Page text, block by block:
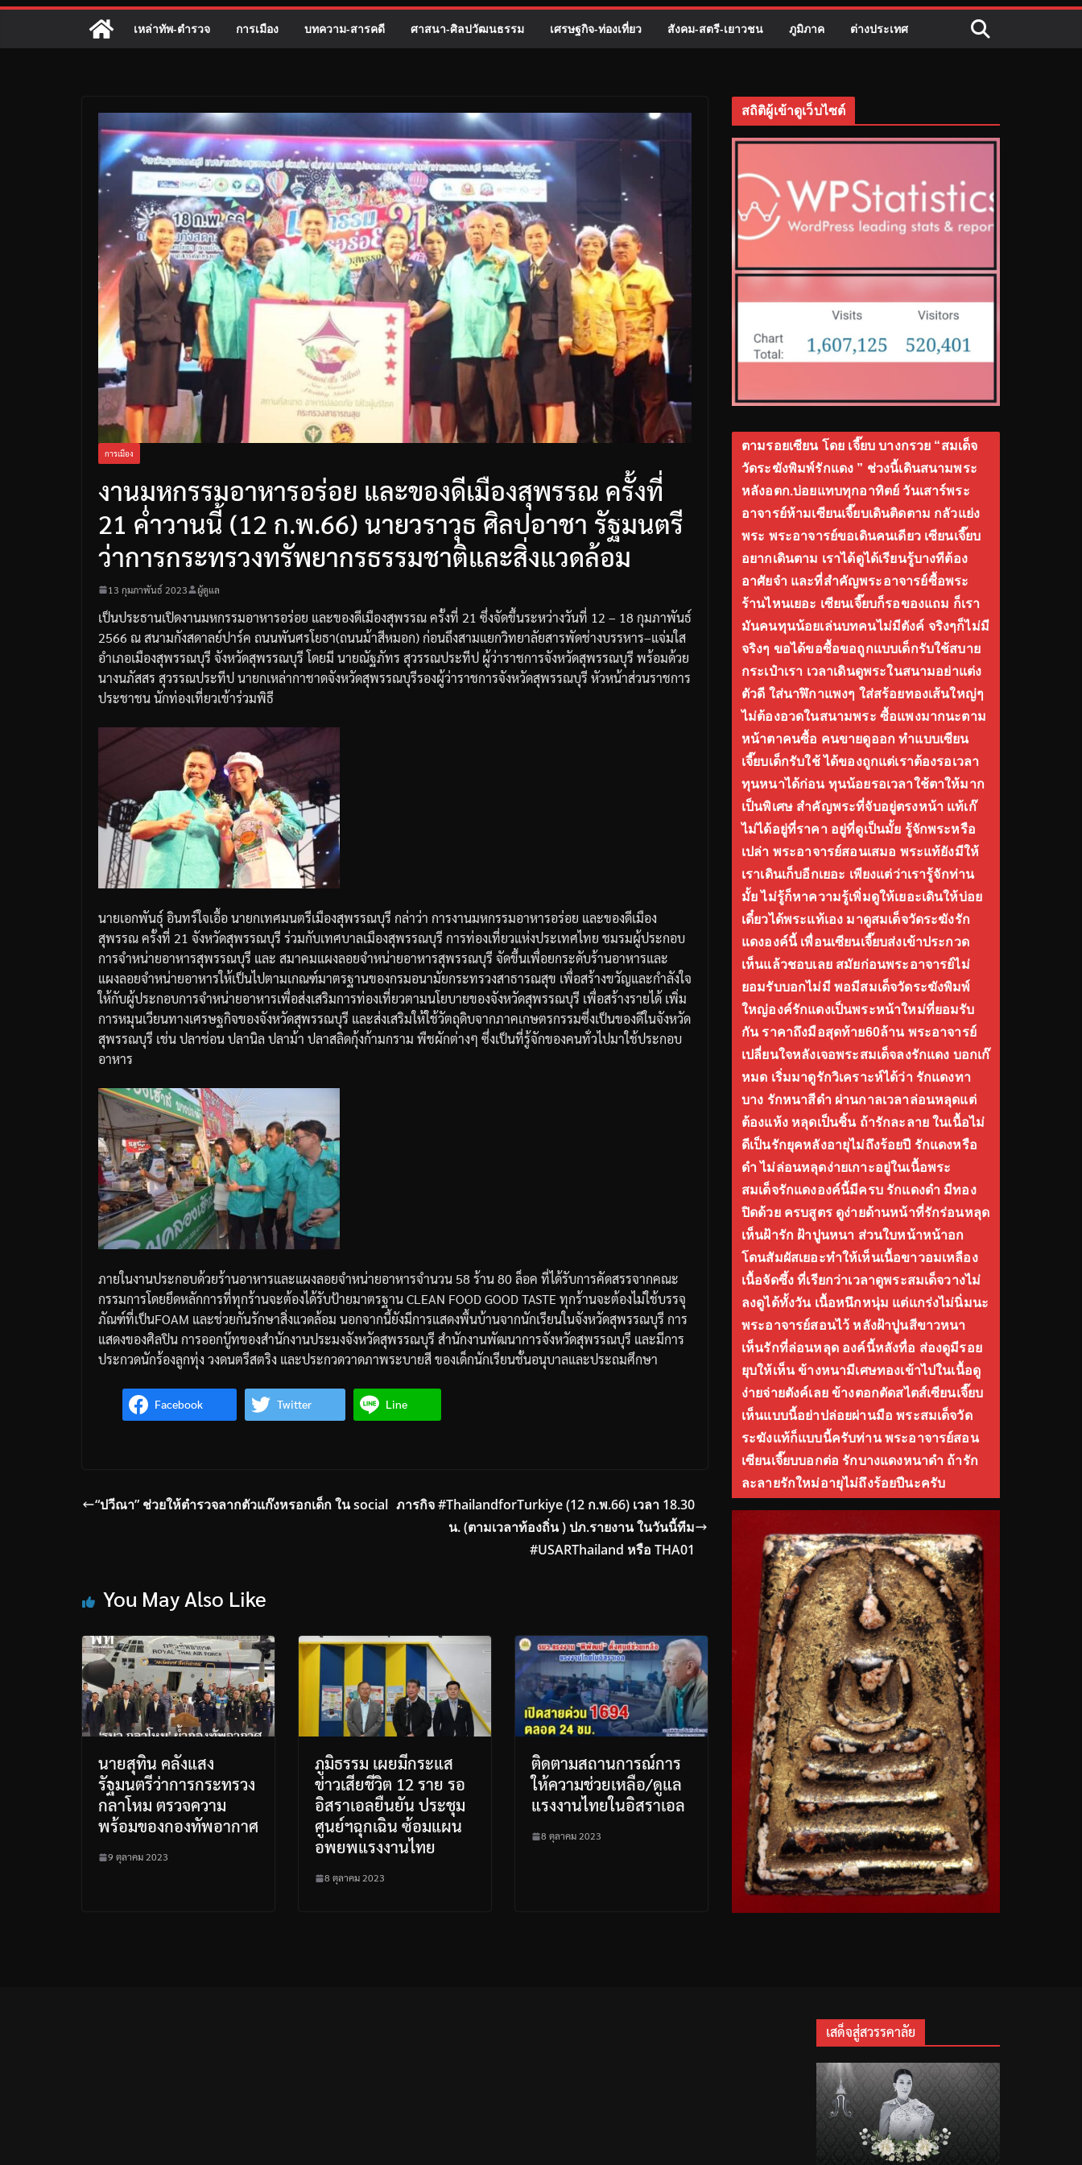
เหล่าทัพ-ตำรวจ การเมือง บทความ-สารคดี ศาสนา-ศิลปวัฒนธรรม เศรษฐกิจ-ท่องเที่ยว สังคม-สตรี-เยาวชน ภูมิภาค ต่างประเทศ
การเมือง
งานมหกรรมอาหารอร่อย และของดีเมืองสุพรรณ ครั้งที่
21 ค่ำวานนี้ (12 ก.พ.66) นายวราวุธ ศิลปอาชา รัฐมนตรี
ว่าการกระทรวงทรัพยากรธรรมชาติและสิ่งแวดล้อม
13 กุมภาพันธ์ 2023 ผู้ดูแล
เป็นประธานเปิดงานมหกรรมอาหารอร่อย และของดีเมืองสุพรรณครั้งที่ 21 ซึ่งจัดขึ้นระหว่างวันที่ 12 – 18กุมภาพันธ์
2566 ณสนามกังสดาลย์ปาร์ค ถนนพันศรโยธา(ถนนม้าสีหมอก)ก่อนถึงสามแยกวิทยาลัยสารพัดช่างบรรหาร–แจ่มใส
อำเภอเมืองสุพรรณบุรี จังหวัดสุพรรณบุรี โดยมี นายณัฐภัทร สุวรรณประทีป ผู้ว่าราชการจังหวัดสุพรรณบุรี พร้อมด้วย
นางนภัสสร สุวรรณประทีปนายกเหล่ากาชาดจังหวัดสุพรรณบุรีรองผู้ว่าราชการจังหวัดสุพรรณบุรี หัวหน้าส่วนราชการ
ประชาชนนักท่องเที่ยวเข้าร่วมพิธี
นายเอกพันธุ์ อินทร์ใจเอื้อนายกเทศมนตรีเมืองสุพรรณบุรี กล่าว่า การงานมหกรรมอาหารอร่อย และของดีเมือง
สุพรรณครั้งที่ 21 จังหวัดสุพรรณบุรี ร่วมกับเทศบาลเมืองสุพรรณบุรี การท่องเที่ยวแห่งประเทศไทย ชมรมผู้ประกอบ
การจำหน่ายอาหารสุพรรณบุรี และ สมาคมแผงลอยจำหน่ายอาหารสุพรรณบุรี จัดขึ้นเพื่อยกระดับร้านอาหารและ
แผงลอยจำหน่ายอาหารให้เป็นไปตามเกณฑ์มาตรฐานของกรมอนามัยกระทรวงสาธารณสุข เพื่อสร้างขวัญและกำลังใจ
ให้กับผู้ประกอบการจำหน่ายอาหารเพื่อส่งเสริมการท่องเที่ยวตามนโยบายของจังหวัดสุพรรณบุรี เพื่อสร้างรายได้ เพิ่ม
การหมุนเวียนทางเศรษฐกิจของจังหวัดสุพรรณบุรี และส่งเสริมให้ใช้วัตถุดิบจากภาคเกษตรกรรมซึ่งเป็นของดีในจังหวัด
สุพรรณบุรี เช่นปลาช่อนปลานิล ปลาม้า ปลาสลิดกุ้งก้ามกราม พืชผักต่างๆ ซึ่งเป็นที่รู้จักของคนทั่วไปมาใช้ประกอบ
อาหาร
ภายในงานประกอบด้วยร้านอาหารและแผงลอยจำหน่ายอาหารจำนวน 58ร้าน80ล็อค ที่ได้รับการคัดสรรจากคณะ
กรรมการโดยยึดหลักการที่ทุกร้านจะต้องได้รับป้ายมาตรฐานCLEAN FOOD GOOD TASTE ทุกร้านจะต้องไม่ใช้บรรจุ
ภัณฑ์ที่เป็นFOAM และช่วยกันรักษาสิ่งแวดล้อม นอกจากนี้ยังมีการแสดงพื้นบ้านจากนักเรียนในจังหวัดสุพรรณบุรี การ
แสดงของศิลปินการออกบู๊ทของสำนักงานประมงจังหวัดสุพรรณบุรี สำนักงานพัฒนาการจังหวัดสุพรรณบุรี และมีการ
ประกวดนักร้องลูกทุ่ง วงดนตรีสตริง และประกวดวาดภาพระบายสีของเด็กนักเรียนชั้นอนุบาลและประถมศึกษา
Facebook Twitter Line
“ปวีณา” ช่วยให้ตำรวจลากตัวแก๊งหรอกเด็ก ใน social ภารกิจ #ThailandforTurkiye (12 ก.พ.66) เวลา 18.30
น. (ตามเวลาท้องถิ่น ) ปภ.รายงาน ในวันนี้ทีม
#USARThailand หรือ THA01
You May Also Like
นายสุทิน คลังแสง
รัฐมนตรีว่าการกระทรวง
กลาโหม ตรวจความ
พร้อมของกองทัพอากาศ
9 ตุลาคม 2023
ภูมิธรรม เผยมีกระแส
ข่าวเสียชีวิต 12 ราย รอ
อิสราเอลยืนยัน ประชุม
ศูนย์ฯฉุกเฉิน ซ้อมแผน
อพยพแรงงานไทย
8 ตุลาคม 2023
ติดตามสถานการณ์การ
ให้ความช่วยเหลือ/ดูแล
แรงงานไทยในอิสราเอล
8 ตุลาคม 2023
สถิติผู้เข้าดูเว็บไซต์
ตามรอยเซียน โดย เจี๊ยบ บางกรวย “สมเด็จ
วัดระฆังพิมพ์รักแดง ” ช่วงนี้เดินสนามพระ
หลังอตก.บ่อยแทบทุกอาทิตย์ วันเสาร์พระ
อาจารย์ห้ามเซียนเจี๊ยบเดินติดตาม กลัวแย่ง
พระ พระอาจารย์ขอเดินคนเดียว เซียนเจี๊ยบ
อยากเดินตาม เราได้ดูได้เรียนรู้บางทีต้อง
อาศัยจำ และที่สำคัญพระอาจารย์ซื้อพระ
ร้านไหนเยอะ เซียนเจี๊ยบก็รอของแถม ก็เรา
มันคนทุนน้อยเล่นบทคนไม่มีตังค์ จริงๆก็ไม่มี
จริงๆ ขอได้ขอซื้อขอถูกแบบเด็กรับใช้สบาย
กระเป๋าเรา เวลาเดินดูพระในสนามอย่าแต่ง
ตัวดี ใส่นาฬิกาแพงๆ ใส่สร้อยทองเส้นใหญ่ๆ
ไม่ต้องอวดในสนามพระ ซื้อแพงมากนะตาม
หน้าตาคนซื้อ คนขายดูออก ทำแบบเซียน
เจี๊ยบเด็กรับใช้ ได้ของถูกแต่เราต้องรอเวลา
ทุนหนาได้ก่อน ทุนน้อยรอเวลาใช้ตาให้มาก
เป็นพิเศษ สำคัญพระที่จับอยู่ตรงหน้า แท้เก๊
ไม่ได้อยู่ที่ราคา อยู่ที่ดูเป็นมั้ย รู้จักพระหรือ
เปล่า พระอาจารย์สอนเสมอ พระแท้ยังมีให้
เราเดินเก็บอีกเยอะ เพียงแต่ว่าเรารู้จักท่าน
มั้ย ไม่รู้ก็หาความรู้เพิ่มดูให้เยอะเดินให้บ่อย
เดี๋ยวได้พระแท้เอง มาดูสมเด็จวัดระฆังรัก
แดงองค์นี้ เพื่อนเซียนเจี๊ยบส่งเข้าประกวด
เห็นแล้วชอบเลย สมัยก่อนพระอาจารย์ไม่
ยอมรับบอกไม่มี พอมีสมเด็จวัดระฆังพิมพ์
ใหญ่องค์รักแดงเป็นพระหน้าใหม่ที่ยอมรับ
กัน ราคาถึงมือสุดท้าย60ล้าน พระอาจารย์
เปลี่ยนใจหลังเจอพระสมเด็จลงรักแดง บอกเก๊
หมด เริ่มมาดูรักวิเคราะห์ได้ว่า รักแดงทา
บาง รักหนาสีดำ ผ่านกาลเวลาล่อนหลุดแต่
ต้องแห้ง หลุดเป็นชิ้น ถ้ารักละลาย ในเนื้อไม่
ดีเป็นรักยุคหลังอายุไม่ถึงร้อยปี รักแดงหรือ
ดำ ไม่ล่อนหลุดง่ายเกาะอยู่ในเนื้อพระ
สมเด็จรักแดงองค์นี้มีครบ รักแดงดำ มีทอง
ปิดด้วย ครบสูตร ดูง่ายด้านหน้าที่รักร่อนหลุด
เห็นฝ้ารัก ฝ้าปูนหนา ส่วนใบหน้าหน้าอก
โดนสัมผัสเยอะทำให้เห็นเนื้อขาวอมเหลือง
เนื้อจัดซึ้ง ที่เรียกว่าเวลาดูพระสมเด็จวางไม่
ลงดูได้ทั้งวัน เนื้อหนึกหนุ่ม แต่แกร่งไม่นิ่มนะ
พระอาจารย์สอนไว้ หลังฝ้าปูนสีขาวหนา
เห็นรักที่ล่อนหลุด องค์นี้หลังทื่อ ส่องดูมีรอย
ยุบให้เห็น ข้างหนามีเศษทองเข้าไปในเนื้อดู
ง่ายจ่ายตังค์เลย ข้างตอกตัดสไตส์เซียนเจี๊ยบ
เห็นแบบนี้อย่าปล่อยผ่านมือ พระสมเด็จวัด
ระฆังแท้ก็แบบนี้ครับท่าน พระอาจารย์สอน
เซียนเจี๊ยบบอกต่อ รักบางแดงหนาดำ ถ้ารัก
ละลายรักใหม่อายุไม่ถึงร้อยปีนะครับ
เสด็จสู่สวรรคาลัย